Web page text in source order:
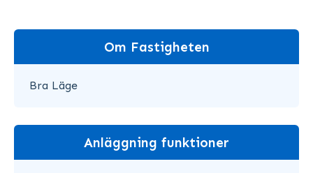
Om Fastigheten
Bra Läge
Anläggning funktioner